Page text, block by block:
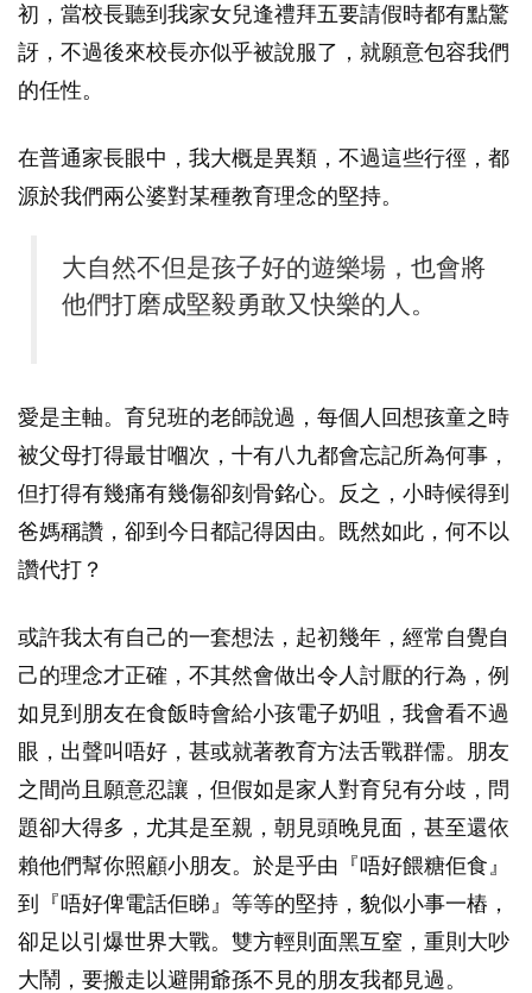
初，當校長聽到我家女兒逢禮拜五要請假時都有點驚
訝，不過後來校長亦似乎被說服了，就願意包容我們
的任性。
在普通家長眼中，我大概是異類，不過這些行徑，都
源於我們兩公婆對某種教育理念的堅持。
大自然不但是孩子好的遊樂場，也會將
他們打磨成堅毅勇敢又快樂的人。
愛是主軸。育兒班的老師說過，每個人回想孩童之時
被父母打得最甘嗰次，十有八九都會忘記所為何事，
但打得有幾痛有幾傷卻刻骨銘心。反之，小時候得到
爸媽稱讚，卻到今日都記得因由。既然如此，何不以
讚代打？
或許我太有自己的一套想法，起初幾年，經常自覺自
己的理念才正確，不其然會做出令人討厭的行為，例
如見到朋友在食飯時會給小孩電子奶咀，我會看不過
眼，出聲叫唔好，甚或就著教育方法舌戰群儒。朋友
之間尚且願意忍讓，但假如是家人對育兒有分歧，問
題卻大得多，尤其是至親，朝見頭晚見面，甚至還依
賴他們幫你照顧小朋友。於是乎由『唔好餵糖佢食』
到『唔好俾電話佢睇』等等的堅持，貌似小事一樁，
卻足以引爆世界大戰。雙方輕則面黑互窒，重則大吵
大鬧，要搬走以避開爺孫不見的朋友我都見過。